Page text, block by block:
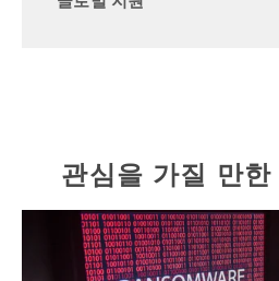
관심을 가질 만